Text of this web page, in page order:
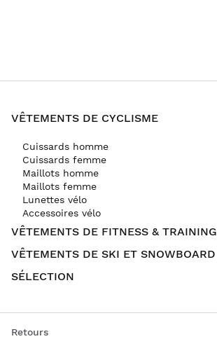
VÊTEMENTS DE CYCLISME
Cuissards homme
Cuissards femme
Maillots homme
Maillots femme
Lunettes vélo
Accessoires vélo
VÊTEMENTS DE FITNESS & TRAINING
VÊTEMENTS DE SKI ET SNOWBOARD
SÉLECTION
Retours